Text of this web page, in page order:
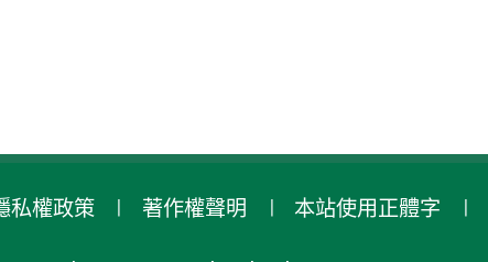
私權政策 著作權聲明 本站使用正體字